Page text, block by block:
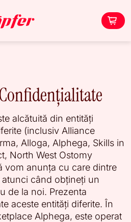
alcătuită din entități
(inclusiv Alliance
Alloga, Alphega, Skills in
North West Ostomy
vom anunța cu care dintre
când obțineți un
de la noi. Prezenta
aceste entități diferite. În
Alphega, este operat